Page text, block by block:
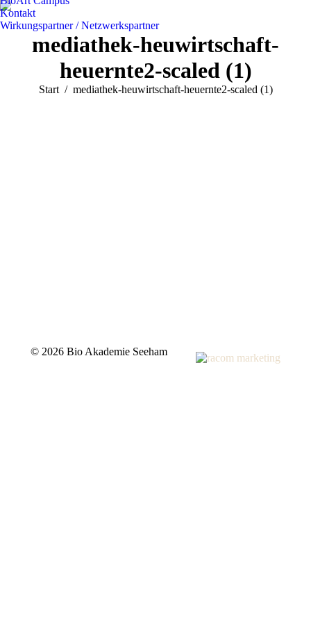
Kontakt
Wirkungspartner / Netzwerkspartner
mediathek-heuwirtschaft-
heuernte2-scaled (1)
Sie befinden sich hier:
Start mediathek-heuwirtschaft-heuernte2-scaled (1)
© 2026 Bio Akademie Seeham